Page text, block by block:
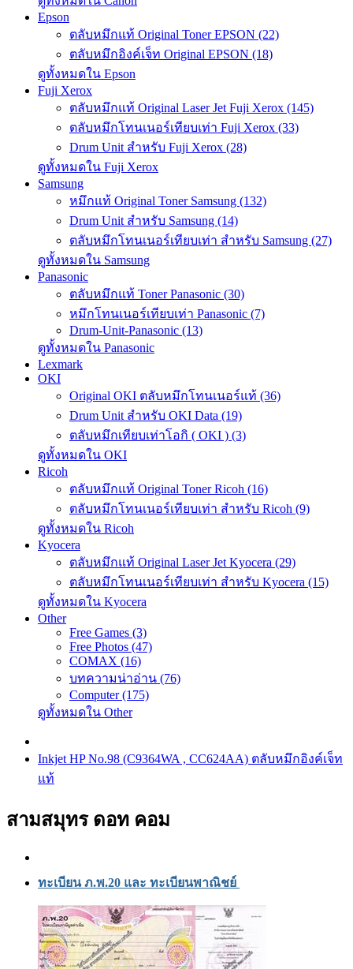
Epson
ตลับหมึกแท้ Original Toner EPSON (22)
ตลับหมึกอิงค์เจ็ท Original EPSON (18)
ดูทั้งหมดใน Epson
Fuji Xerox
ตลับหมึกแท้ Original Laser Jet Fuji Xerox (145)
ตลับหมึกโทนเนอร์เทียบเท่า Fuji Xerox (33)
Drum Unit สำหรับ Fuji Xerox (28)
ดูทั้งหมดใน Fuji Xerox
Samsung
หมึกแท้ Original Toner Samsung (132)
Drum Unit สำหรับ Samsung (14)
ตลับหมึกโทนเนอร์เทียบเท่า สำหรับ Samsung (27)
ดูทั้งหมดใน Samsung
Panasonic
ตลับหมึกแท้ Toner Panasonic (30)
หมึกโทนเนอร์เทียบเท่า Panasonic (7)
Drum-Unit-Panasonic (13)
ดูทั้งหมดใน Panasonic
Lexmark
OKI
Original OKI ตลับหมึกโทนเนอร์แท้ (36)
Drum Unit สำหรับ OKI Data (19)
ตลับหมึกเทียบเท่าโอกิ ( OKI ) (3)
ดูทั้งหมดใน OKI
Ricoh
ตลับหมึกแท้ Original Toner Ricoh (16)
ตลับหมึกโทนเนอร์เทียบเท่า สำหรับ Ricoh (9)
ดูทั้งหมดใน Ricoh
Kyocera
ตลับหมึกแท้ Original Laser Jet Kyocera (29)
ตลับหมึกโทนเนอร์เทียบเท่า สำหรับ Kyocera (15)
ดูทั้งหมดใน Kyocera
Other
Free Games (3)
Free Photos (47)
COMAX (16)
บทความน่าอ่าน (76)
Computer (175)
ดูทั้งหมดใน Other
Inkjet HP No.98 (C9364WA , CC624AA) ตลับหมึกอิงค์เจ็ท
แท้
สามสมุทร ดอท คอม
ทะเบียน ภ.พ.20 และ ทะเบียนพาณิชย์